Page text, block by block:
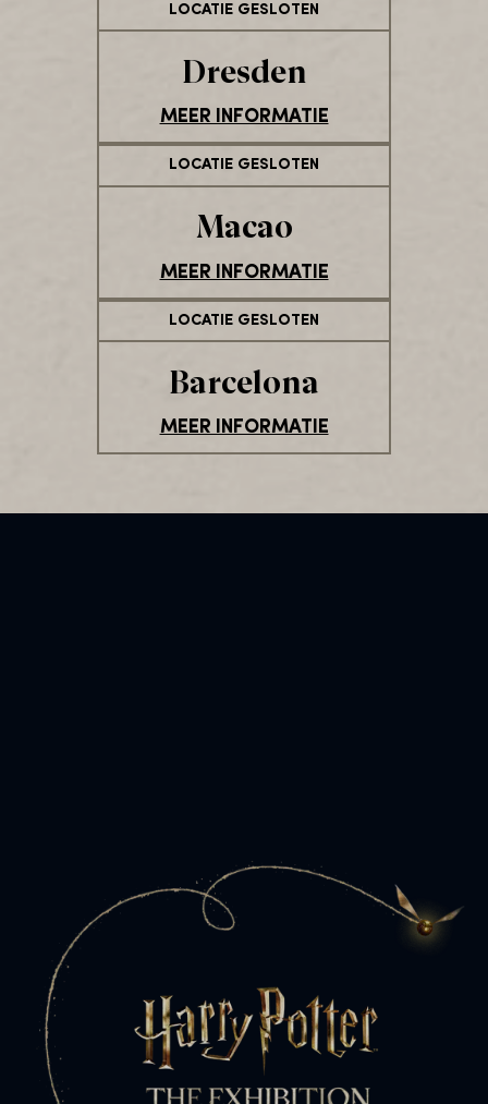
LOCATIE GESLOTEN
Dresden
MEER INFORMATIE
LOCATIE GESLOTEN
Macao
MEER INFORMATIE
LOCATIE GESLOTEN
Barcelona
MEER INFORMATIE